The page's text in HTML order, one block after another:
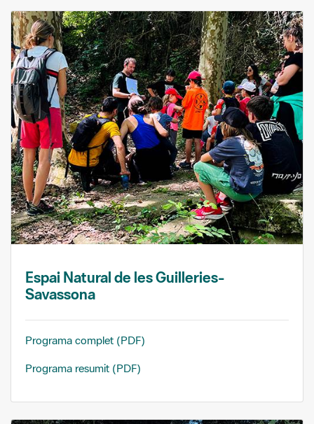
Espai Natural de les Guilleries-
Savassona
Programa complet (PDF)
Programa resumit (PDF)